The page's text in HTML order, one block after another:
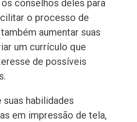
conselhos deles para
o processo de
aumentar suas
um currículo que
de possíveis
suas habilidades
em impressão de tela,